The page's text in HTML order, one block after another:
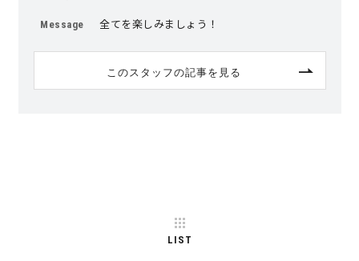
Message 全てを楽しみましょう！
このスタッフの記事を見る
LIST